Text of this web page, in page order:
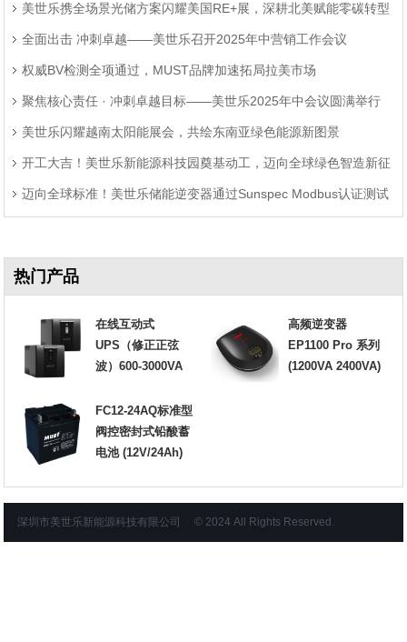
题 美世乐携全场景光储方案闪耀美国RE+展，深耕北美赋能零碳转型
全面出击 冲刺卓越——美世乐召开2025年中营销工作会议
权威BV检测全项通过，MUST品牌加速拓局拉美市场
聚焦核心责任 · 冲刺卓越目标——美世乐2025年中会议圆满举行
美世乐闪耀越南太阳能展会，共绘东南亚绿色能源新图景
开工大吉！美世乐新能源科技园奠基动工，迈向全球绿色智造新征
程 迈向全球标准！美世乐储能逆变器通过Sunspec Modbus认证测试
热门产品
在线互动式
UPS（修正正弦
波）600-3000VA
高频逆变器
EP1100 Pro 系列
(1200VA 2400VA)
FC12-24AQ标准型
阀控密封式铅酸蓄
电池 (12V/24Ah)
深圳市美世乐新能源科技有限公司 © 2024 All Rights Reserved.